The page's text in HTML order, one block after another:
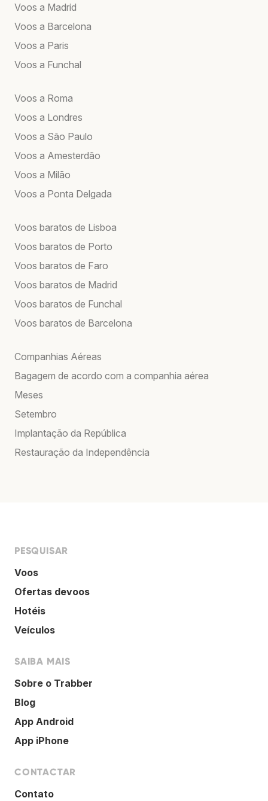
Voos a Madrid
Voos a Barcelona
Voos a Paris
Voos a Funchal
Voos a Roma
Voos a Londres
Voos a São Paulo
Voos a Amesterdão
Voos a Milão
Voos a Ponta Delgada
Voos baratos de Lisboa
Voos baratos de Porto
Voos baratos de Faro
Voos baratos de Madrid
Voos baratos de Funchal
Voos baratos de Barcelona
Companhias Aéreas
Bagagem de acordo com a companhia aérea
Meses
Setembro
Implantação da República
Restauração da Independência
PESQUISAR
Voos
Ofertas devoos
Hotéis
Veículos
SAIBA MAIS
Sobre o Trabber
Blog
App Android
App iPhone
CONTACTAR
Contato